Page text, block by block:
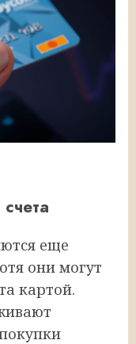
еще
они могут
картой.